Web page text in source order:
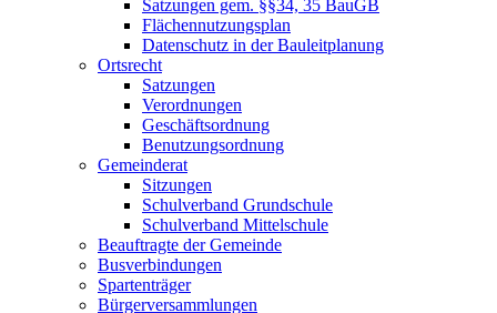
Satzungen gem. §§34, 35 BauGB
Flächennutzungsplan
Datenschutz in der Bauleitplanung
Ortsrecht
Satzungen
Verordnungen
Geschäftsordnung
Benutzungsordnung
Gemeinderat
Sitzungen
Schulverband Grundschule
Schulverband Mittelschule
Beauftragte der Gemeinde
Busverbindungen
Spartenträger
Bürgerversammlungen